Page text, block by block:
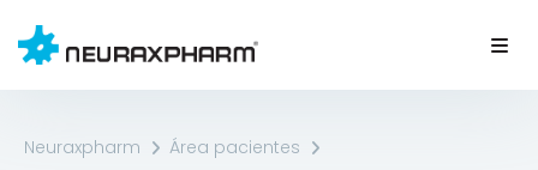
Neuraxpharm
Área pacientes